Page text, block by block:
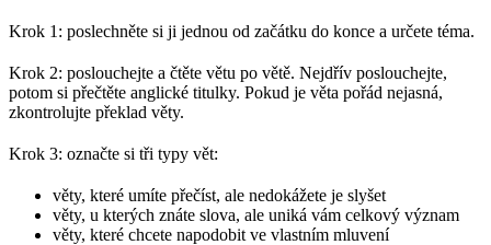
Krok 1: poslechněte si ji jednou od začátku do konce a určete téma.
Krok 2: poslouchejte a čtěte větu po větě. Nejdřív poslouchejte,
potom si přečtěte anglické titulky. Pokud je věta pořád nejasná,
zkontrolujte překlad věty.
Krok 3: označte si tři typy vět:
věty, které umíte přečíst, ale nedokážete je slyšet
věty, u kterých znáte slova, ale uniká vám celkový význam
věty, které chcete napodobit ve vlastním mluvení